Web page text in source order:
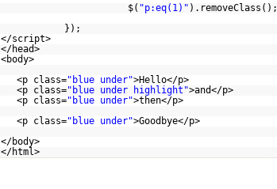
$( "p:eq(1)" ).removeClass();
});
</script>
</head>
<body>
<p class="blue under">Hello</p>
<p class="blue under highlight">and</p>
<p class="blue under">then</p>
<p class="blue under">Goodbye</p>
</body>
</html>